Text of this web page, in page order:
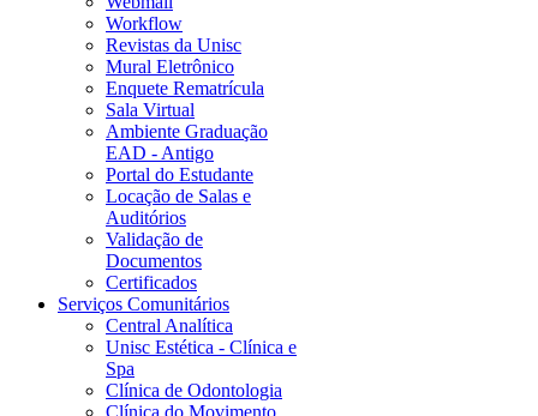
Workflow
Revistas da Unisc
Mural Eletrônico
Enquete Rematrícula
Sala Virtual
Ambiente Graduação
EAD - Antigo
Portal do Estudante
Locação de Salas e
Auditórios
Validação de
Documentos
Certificados
Serviços Comunitários
Central Analítica
Unisc Estética - Clínica e
Spa
Clínica de Odontologia
Clínica do Movimento